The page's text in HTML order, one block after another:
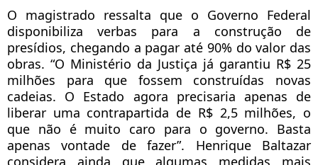
O magistrado ressalta que o Governo Federal
disponibiliza verbas para a construção de
presídios, chegando a pagar até 90% do valor das
obras. “O Ministério da Justiça já garantiu R$ 25
milhões para que fossem construídas novas
cadeias. O Estado agora precisaria apenas de
liberar uma contrapartida de R$ 2,5 milhões, o
que não é muito caro para o governo. Basta
apenas vontade de fazer”. Henrique Baltazar